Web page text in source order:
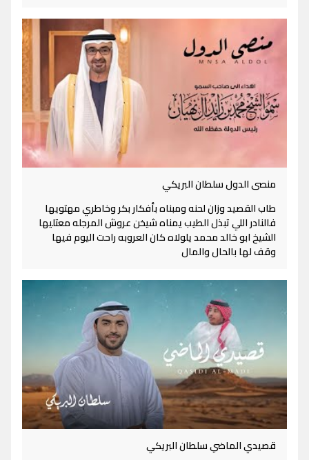
منصى الدول سلطان البريكي
طاب القصيد وزان لحنه ومبناه بأفكار بكر وخاطري مهتويها
فالنادر اللي تبذل الطيب يمناه شيخن عروش المرجله معتليها
الشيخ ابو خالد محمد يلولاه كان العروبه راحت اليوم فيها
وقف لها بالحال والمال
قصيدي الماضي سلطان البريكي